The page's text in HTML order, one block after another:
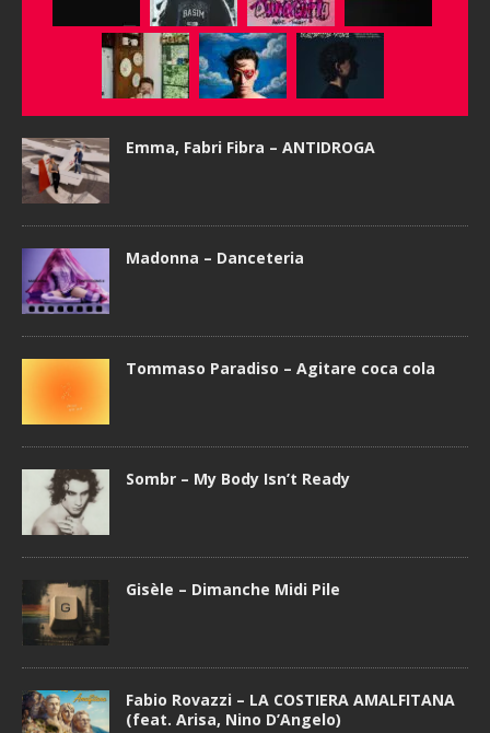
Emma, Fabri Fibra – ANTIDROGA
Madonna – Danceteria
Tommaso Paradiso – Agitare coca cola
Sombr – My Body Isn’t Ready
Gisèle – Dimanche Midi Pile
Fabio Rovazzi – LA COSTIERA AMALFITANA
(feat. Arisa, Nino D’Angelo)